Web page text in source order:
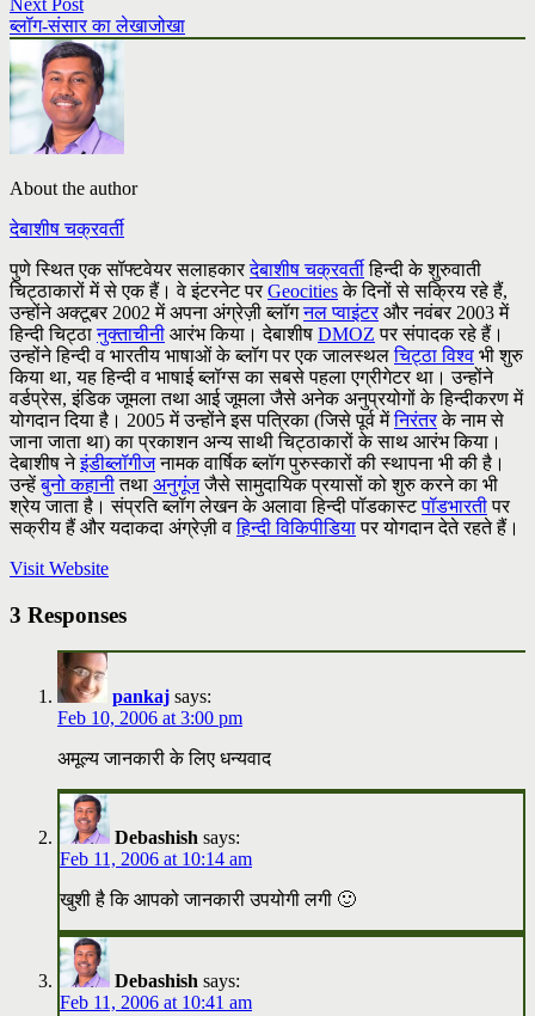
ब्लॉग-संसार का लेखाजोखा
About the author
देबाशीष चक्रवर्ती
पुणे स्थित एक सॉफ्टवेयर सलाहकारदेबाशीष चक्रवर्तीहिन्दी के शुरुवाती
चिट्ठाकारों में से एक हैं। वे इंटरनेट परGeocitiesके दिनों से सक्रिय रहे हैं,
उन्होंने अक्टूबर 2002 में अपना अंग्रेज़ी ब्लॉगनल प्वाइंटरऔर नवंबर 2003 में
हिन्दी चिट्ठानुक्ताचीनी आरंभ किया। देबाशीष DMOZ पर संपादक रहे हैं।
उन्होंने हिन्दी व भारतीय भाषाओं के ब्लॉग पर एक जालस्थलचिट्ठा विश्व भी शुरु
किया था, यह हिन्दी व भाषाई ब्लॉग्स का सबसे पहला एग्रीगेटर था। उन्होंने
वर्डप्रेस, इंडिक जूमला तथा आई जूमला जैसे अनेक अनुप्रयोगों के हिन्दीकरण में
योगदान दिया है। 2005 में उन्होंने इस पत्रिका (जिसे पूर्व मेंनिरंतरके नाम से
जाना जाता था) का प्रकाशन अन्य साथी चिट्ठाकारों के साथ आरंभ किया।
देबाशीष नेइंडीब्लॉगीजनामक वार्षिक ब्लॉग पुरुस्कारों की स्थापना भी की है।
उन्हेंबुनो कहानीतथा अनुगूंजजैसे सामुदायिक प्रयासों को शुरु करने का भी
श्रेय जाता है। संप्रति ब्लॉग लेखन के अलावा हिन्दी पॉडकास्टपॉडभारतीपर
सक्रीय हैं और यदाकदा अंग्रेज़ी वहिन्दी विकिपीडियापर योगदान देते रहते हैं।
Visit Website
3 Responses
pankaj says:
Feb 10, 2006 at 3:00 pm
अमूल्य जानकारी के लिए धन्यवाद
Debashish says:
Feb 11, 2006 at 10:14 am
खुशी है कि आपको जानकारी उपयोगी लगी 🙂
Debashish says:
Feb 11, 2006 at 10:41 am